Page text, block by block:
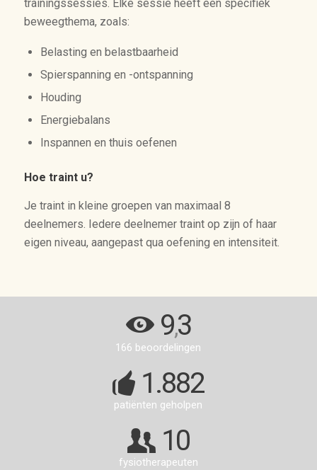
trainingssessies. Elke sessie heeft een specifiek
beweegthema, zoals:
Belasting en belastbaarheid
Spierspanning en -ontspanning
Houding
Energiebalans
Inspannen en thuis oefenen
Hoe traint u?
Je traint in kleine groepen van maximaal 8
deelnemers. Iedere deelnemer traint op zijn of haar
eigen niveau, aangepast qua oefening en intensiteit.
9,3
166 beoordelingen
1.882
patiënten geholpen
10
fysiotherapeuten